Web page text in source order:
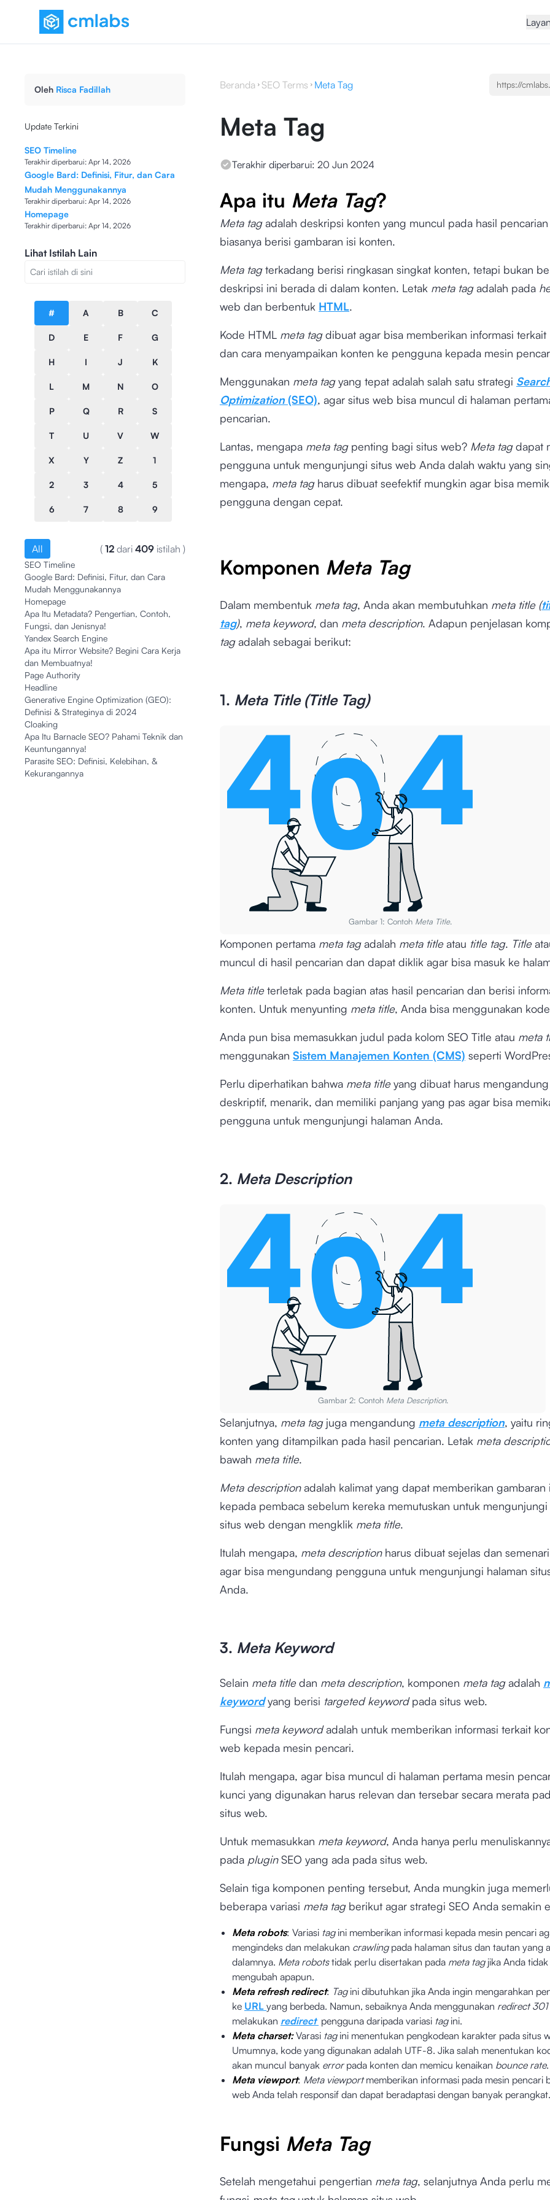
Oleh Risca Fadillah
Update Terkini
SEO Timeline
Terakhir diperbarui: Apr 14, 2026
Google Bard: Definisi, Fitur, dan Cara
Mudah Menggunakannya
Terakhir diperbarui: Apr 14, 2026
Homepage
Terakhir diperbarui: Apr 14, 2026
Lihat Istilah Lain
# A B C
D E F G
H I J K
L M N O
P Q R S
T U V W
X Y Z 1
2 3 4 5
6 7 8 9
All ( 12 dari 409 istilah )
SEO Timeline
Google Bard: Definisi, Fitur, dan Cara
Mudah Menggunakannya
Homepage
Apa Itu Metadata? Pengertian, Contoh,
Fungsi, dan Jenisnya!
Yandex Search Engine
Apa itu Mirror Website? Begini Cara Kerja
dan Membuatnya!
Page Authority
Headline
Generative Engine Optimization (GEO):
Definisi & Strateginya di 2024
Cloaking
Apa Itu Barnacle SEO? Pahami Teknik dan
Keuntungannya!
Parasite SEO: Definisi, Kelebihan, &
Kekurangannya
Beranda SEO Terms Meta Tag
Meta Tag
Terakhir diperbarui: 20 Jun 2024
Apa itu Meta Tag?
Meta tag adalah deskripsi konten yang muncul pada hasil
biasanya berisi gambaran isi konten.
Meta tagterkadang berisi ringkasan singkat konten, tetapi bukan
deskripsi ini berada di dalam konten. Letak meta tagadalah pada
web dan berbentuk HTML.
Kode HTML meta tagdibuat agar bisa memberikan informasi terkait
dan cara menyampaikan konten ke pengguna kepada mesin
Menggunakan meta tagyang tepat adalah salah satu strategi
Optimization (SEO), agar situs web bisa muncul di halaman
pencarian.
Lantas, mengapa meta tagpenting bagi situs web? Meta tagdapat
pengguna untuk mengunjungi situs web Anda dalah waktu yang
mengapa, meta tag harus dibuat seefektif mungkin agar bisa
pengguna dengan cepat.
Komponen Meta Tag
Dalam membentuk meta tag, Anda akan membutuhkan meta title (
tag), meta keyword, dan meta description. Adapun penjelasan
tagadalah sebagai berikut:
1. Meta Title (Title Tag)
Gambar 1: Contoh Meta Title.
Komponen pertama meta tagadalah meta titleatau title tag. Title
muncul di hasil pencarian dan dapat diklik agar bisa masuk ke
Meta titleterletak pada bagian atas hasil pencarian dan berisi
konten. Untuk menyunting meta title, Anda bisa menggunakan
Anda pun bisa memasukkan judul pada kolom SEO Title atau meta
menggunakan Sistem Manajemen Konten (CMS) seperti
Perlu diperhatikan bahwa meta titleyang dibuat harus
deskriptif, menarik, dan memiliki panjang yang pas agar bisa
pengguna untuk mengunjungi halaman Anda.
2. Meta Description
Gambar 2: Contoh Meta Description.
Selanjutnya, meta tagjuga mengandung meta description, yaitu
konten yang ditampilkan pada hasil pencarian. Letak meta
bawah meta title.
Meta descriptionadalah kalimat yang dapat memberikan gambaran
kepada pembaca sebelum kereka memutuskan untuk mengunjungi
situs web dengan mengklik meta title.
Itulah mengapa, meta descriptionharus dibuat sejelas dan
agar bisa mengundang pengguna untuk mengunjungi halaman
Anda.
3. Meta Keyword
Selain meta titledan meta description, komponen meta tagadalah
keyword yang berisi targeted keywordpada situs web.
Fungsi meta keywordadalah untuk memberikan informasi terkait
web kepada mesin pencari.
Itulah mengapa, agar bisa muncul di halaman pertama mesin
kunci yang digunakan harus relevan dan tersebar secara merata
situs web.
Untuk memasukkan meta keyword, Anda hanya perlu
pada pluginSEO yang ada pada situs web.
Selain tiga komponen penting tersebut, Anda mungkin juga
beberapa variasi meta tag berikut agar strategi SEO Anda semakin
Meta robots: Variasi tag ini memberikan informasi kepada mesin pencari
mengindeks dan melakukan crawlingpada halaman situs dan tautan yang
dalamnya. Meta robotstidak perlu disertakan padameta tagjika Anda
mengubah apapun.
Meta refresh redirect: Tag ini dibutuhkan jika Anda ingin mengarahkan
ke URL yang berbeda. Namun, sebaiknya Anda menggunakan redirect 301
melakukan redirect pengguna daripada variasi tag ini.
Meta charset:Varasi tag ini menentukan pengkodean karakter pada situs
Umumnya, kode yang digunakan adalah UTF-8. Jika salah menentukan
akan muncul banyak errorpada konten dan memicu kenaikan bounce rate
Meta viewport: Meta viewportmemberikan informasi pada mesin pencari
web Anda telah responsif dan dapat beradaptasi dengan banyak
Fungsi Meta Tag
Setelah mengetahui pengertian meta tag, selanjutnya Anda perlu